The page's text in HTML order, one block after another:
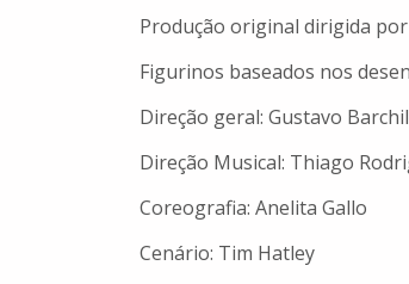
Produção original dirigida
Figurinos baseados nos
Direção geral: Gustavo
Direção Musical: Thiago
Coreografia: Anelita Gallo
Cenário: Tim Hatley